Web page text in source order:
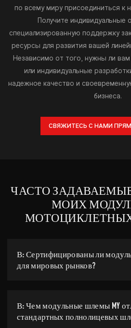
по всему миру присоединиться к
Получите индивидуальные
специализированную поддержку
ресурсы для развития вашей
Независимо от того, нужны ли
или индивидуальные
надежное качество и
бизнеса.
СВЯЖИТЕСЬ С НАМИ
ЧАСТО
МОИХ
В: Сертифицированы ли
для мировых рынков?
В: Чем модульные шлемы MY
стандартных полнолицевых